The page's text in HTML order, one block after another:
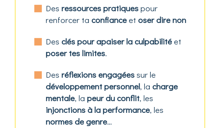
Des ressources pratiquespour
renforcer ta confianceet oser dire non
Des clés pour apaiser la culpabilitéet
poser tes limites.
Des réflexions engagéessur le
développement personnel, la charge
mentale, la peur du conflit, les
injonctions à la performance, les
normes de genre…